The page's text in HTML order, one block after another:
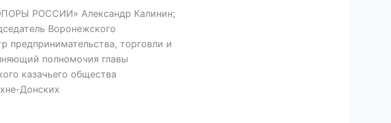
РОССИИ» Александр Калинин;
Воронежского
торговли и
полномочия главы
казачьего общества
Донских